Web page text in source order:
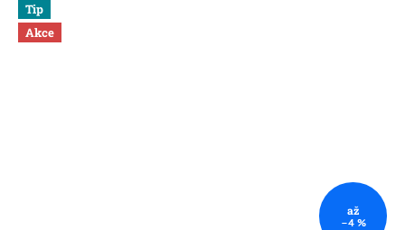
Tip
Akce
až
–4 %